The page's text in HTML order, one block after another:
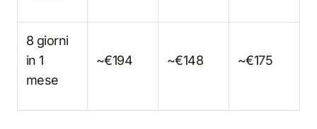
8 giorni
in 1
mese
~€194 ~€148 ~€175